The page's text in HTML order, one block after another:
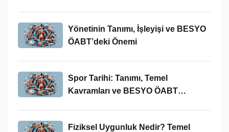
Yönetinin Tanımı, İşleyişi ve BESYO
ÖABT’deki Önemi
Spor Tarihi: Tanımı, Temel
Kavramları ve BESYO ÖABT
Fiziksel Uygunluk Nedir? Temel